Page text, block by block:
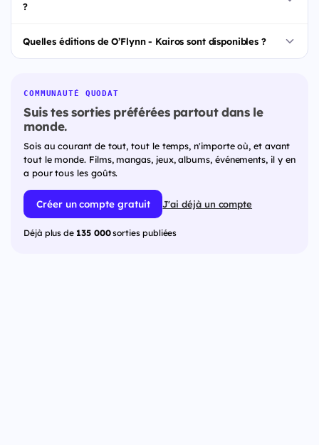
?
Quelles éditions de O’Flynn - Kairos sont disponibles ?
COMMUNAUTÉ QUODAT
Suis tes sorties préférées partout dans le
monde.
Sois au courant de tout, tout le temps, n'importe où, et avant
tout le monde. Films, mangas, jeux, albums, événements, il y en
a pour tous les goûts.
Créer un compte gratuit J'ai déjà un compte
Déjà plus de 135 000sorties publiées